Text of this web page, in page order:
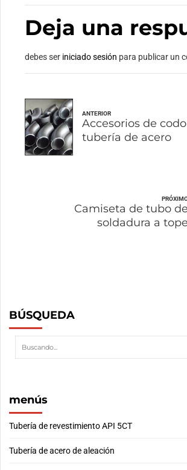
Deja una
debes ser iniciado sesión para publicar un
ANTERIOR
Accesorios de
tubería de acero
Camiseta de tubo de
soldadura a tope
BÚSQUEDA
menús
Tubería de revestimiento API 5CT
Tubería de acero de aleación